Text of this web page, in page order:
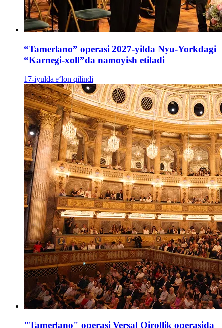
“Tamerlano” operasi 2027-yilda Nyu-Yorkdagi
“Karnegi-xoll”da namoyish etiladi
17-iyulda e‘lon qilindi
"Tamerlano" operasi Versal Qirollik operasida